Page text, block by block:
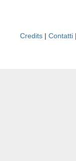
Credits | Contatti |